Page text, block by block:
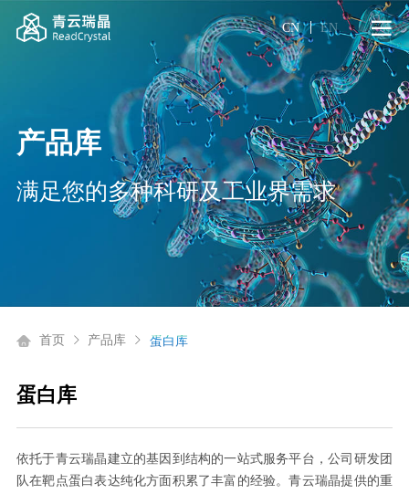
CN EN
产品库
满足您的多种科研及工业界需求
首页 产品库 蛋白库
蛋白库
依托于青云瑞晶建立的基因到结构的一站式服务平台，公司研发团
队在靶点蛋白表达纯化方面积累了丰富的经验。青云瑞晶提供的重